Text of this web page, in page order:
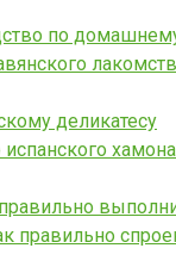
по
деликатесу
правильно